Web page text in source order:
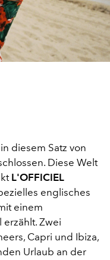
diesem Satz von
Diese Welt
L'OFFICIEL
englisches
einem
Zwei
Capri und Ibiza,
Urlaub an der